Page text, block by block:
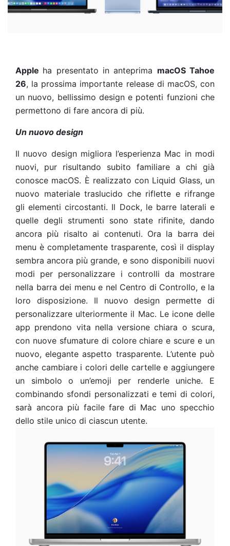
Apple ha presentato in anteprima macOS Tahoe
26, la prossima importante release di macOS, con
un nuovo, bellissimo design e potenti funzioni che
permettono di fare ancora di più.
Un nuovo design
Il nuovo design migliora l’esperienza Mac in modi
nuovi, pur risultando subito familiare a chi già
conosce macOS. È realizzato con Liquid Glass, un
nuovo materiale traslucido che riflette e rifrange
gli elementi circostanti. Il Dock, le barre laterali e
quelle degli strumenti sono state rifinite, dando
ancora più risalto ai contenuti. Ora la barra dei
menu è completamente trasparente, così il display
sembra ancora più grande, e sono disponibili nuovi
modi per personalizzare i controlli da mostrare
nella barra dei menu e nel Centro di Controllo, e la
loro disposizione. Il nuovo design permette di
personalizzare ulteriormente il Mac. Le icone delle
app prendono vita nella versione chiara o scura,
con nuove sfumature di colore chiare e scure e un
nuovo, elegante aspetto trasparente. L’utente può
anche cambiare i colori delle cartelle e aggiungere
un simbolo o un’emoji per renderle uniche. E
combinando sfondi personalizzati e temi di colori,
sarà ancora più facile fare di Mac uno specchio
dello stile unico di ciascun utente.